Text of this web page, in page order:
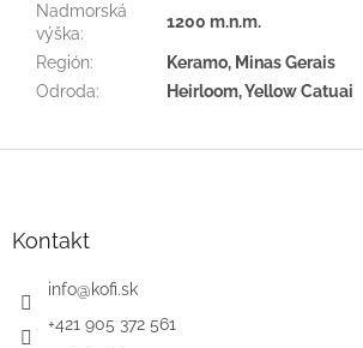
Nadmorská
výška:
1200 m.n.m.
Región:
Keramo, Minas Gerais
Odroda: Heirloom, Yellow Catuai
Kontakt
info@kofi.sk
+421 905 372 561